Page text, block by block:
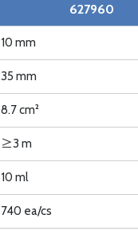
627960
10 mm
35 mm
8.7 cm²
≥3 m
10 ml
740 ea/cs